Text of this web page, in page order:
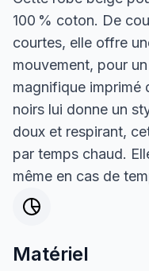
100 % coton. De
courtes, elle offre
mouvement, pour
magnifique imprimé
noirs lui donne un
doux et respirant,
par temps chaud.
même en cas de
Matériel